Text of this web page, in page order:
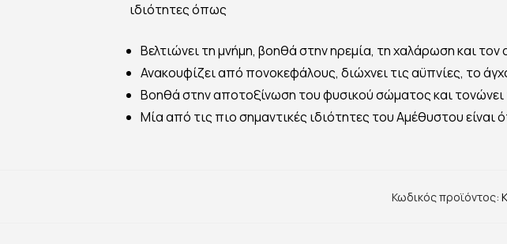
ιδιότητες όπως
Βελτιώνει τη μνήμη, βοηθά στην ηρεμία, τη χαλάρωση και τον
Ανακουφίζει από πονοκεφάλους, διώχνει τις αϋπνίες, το
Βοηθά στην αποτοξίνωση του φυσικού σώματος και
Μία από τις πιο σημαντικές ιδιότητες του Αμέθυστου είναι
Κωδικός προϊόντος: